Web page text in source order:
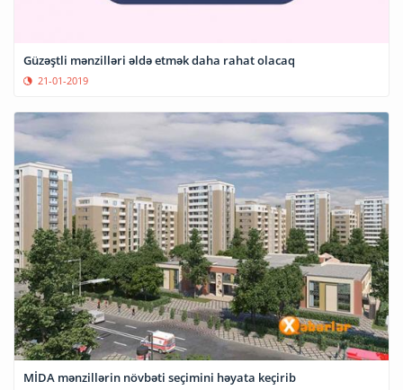
Güzəştli mənzilləri əldə etmək daha rahat olacaq
21-01-2019
MİDA mənzillərin növbəti seçimini həyata keçirib